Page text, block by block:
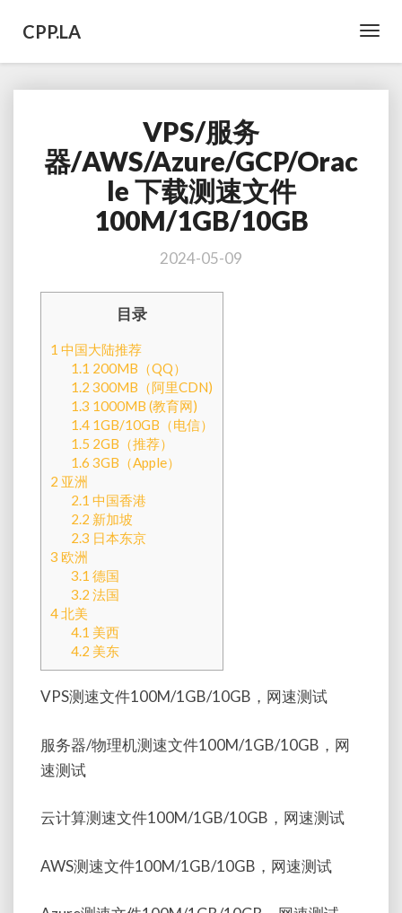
CPP.LA
VPS/
服
务
器/AWS/Azure/GCP/Oracle
下
载
速
VPS/服务
器/AWS/Azure/GCP/Orac
le 下载测速文件
100M/1GB/10GB
2024-05-09
目录
1 中国大陆推荐
1.1 200MB（QQ）
1.2 300MB（阿里CDN)
1.3 1000MB (教育网)
1.41GB/10GB（电信）
1.5 2GB（推荐）
1.6 3GB（Apple）
2 亚洲
2.1 中国香港
2.2 新加坡
2.3 日本东京
3 欧洲
3.1 德国
3.2 法国
4北美
4.1 美西
4.2 美东
VPS测速文件100M/1GB/10GB，网速测试
服务器/物理机测速文件100M/1GB/10GB，网
速测试
云计算测速文件100M/1GB/10GB，网速测试
AWS测速文件100M/1GB/10GB，网速测试